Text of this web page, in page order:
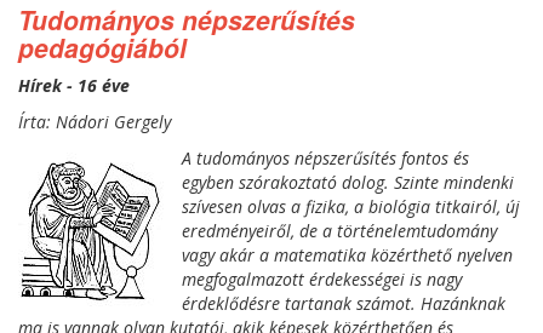
Tudományos népszerűsítés
pedagógiából
Hírek - 16 éve
Írta: Nádori Gergely
A tudományos népszerűsítés fontos és
egyben szórakoztató dolog. Szinte mindenki
szívesen olvas a fizika, a biológia titkairól, új
eredményeiről, de a történelemtudomány
vagy akár a matematika közérthető nyelven
megfogalmazott érdekességei is nagy
érdeklődésre tartanak számot. Hazánknak
ma is vannak olyan kutatói, akik képesek közérthetően és